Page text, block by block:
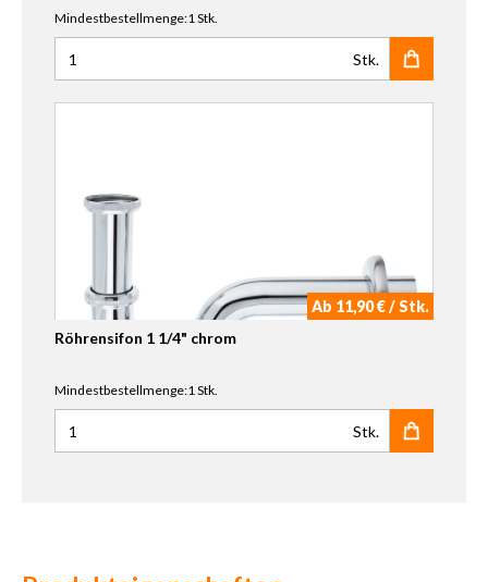
Mindestbestellmenge:1 Stk.
Anzahl für Schell Eckregulierventil Comfort 1/2" chrom
Stk.
Ab 11,90 € / Stk.
Röhrensifon 1 1/4" chrom
Mindestbestellmenge:1 Stk.
Anzahl für Röhrensifon 1 1/4" chrom
Stk.